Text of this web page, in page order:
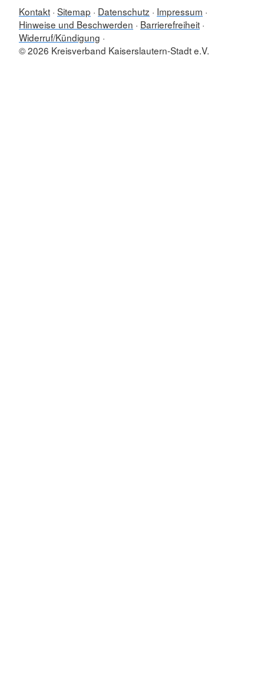
Kontakt Sitemap Datenschutz
Impressum
Hinweise und Beschwerden
Barrierefreiheit
Widerruf/Kündigung
© 2026 Kreisverband Kaiserslautern-Stadt e.V.